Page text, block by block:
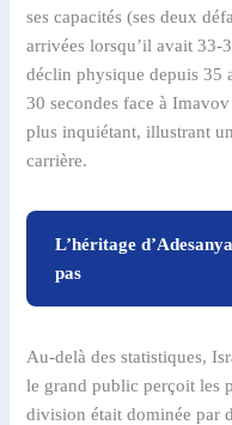
ses capacités (ses deux
arrivées lorsqu’il avait 33-
déclin physique depuis 35
30 secondes face à
plus inquiétant, illustrant
carrière.
L’héritage
pas
Au-delà des statistiques,
le grand public perçoit les
division était dominée par